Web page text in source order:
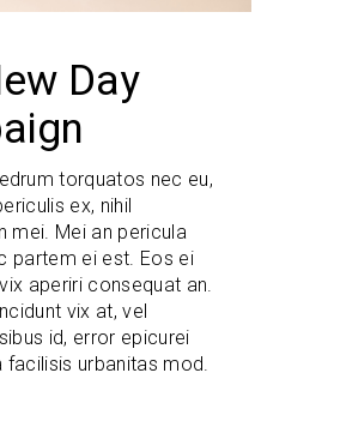
Day
torquatos nec eu,
ex, nihil
mei. Mei an pericula
partem ei est. Eos ei
aperiri consequat an.
vix at, vel
id, error epicurei
facilisis urbanitas mod.